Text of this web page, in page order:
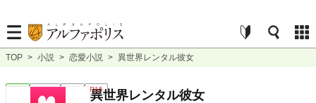
TOP > 小説 > 恋愛小説 > 異世界レンタル彼女
連載中 R15
異世界レンタル彼女